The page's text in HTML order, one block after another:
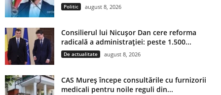
Politic august 8, 2026
Consilierul lui Nicușor Dan cere reforma
radicală a administrației: peste 1.500...
De actualitate august 8, 2026
CAS Mureș începe consultările cu furnizorii
medicali pentru noile reguli din...